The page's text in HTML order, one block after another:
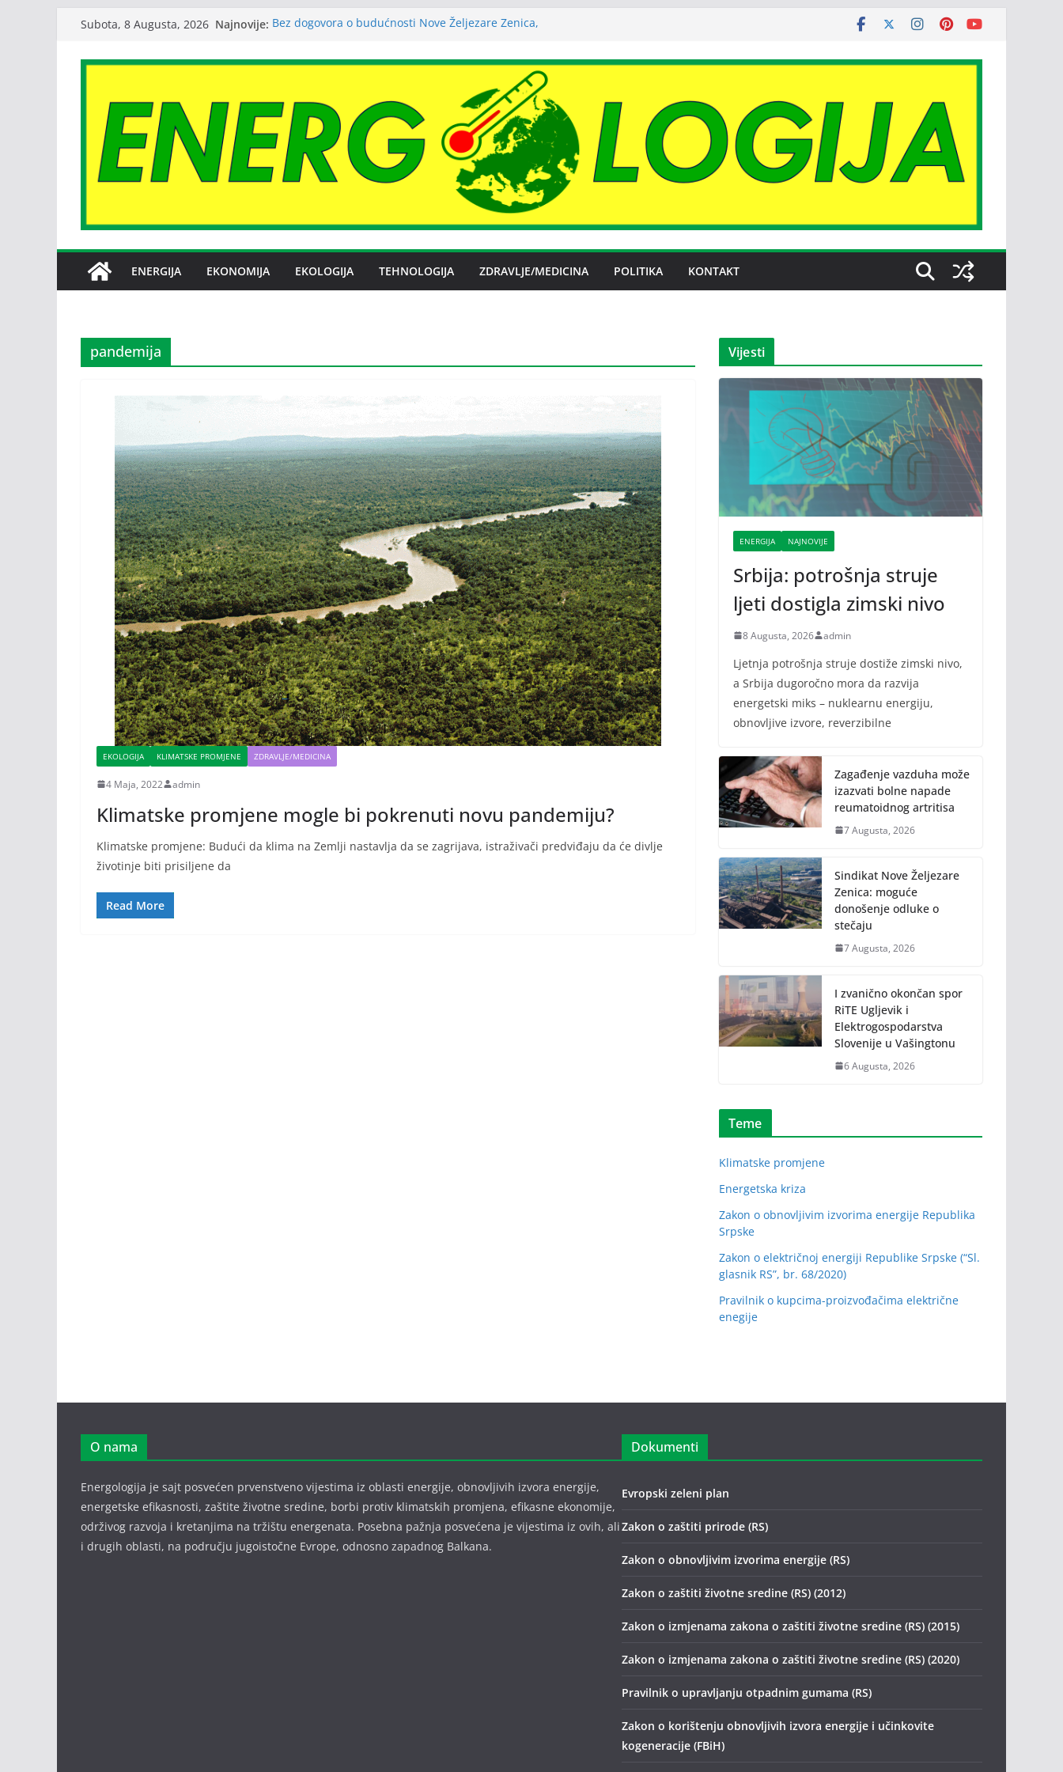
content
Subota, 8 Augusta, 2026 Najnovije: Bez dogovora o budućnosti Nove Željezare Zenica,
Sindikat Nove Željezare Zenica: moguće donošenje odluke
o stečaju
I zvanično okončan spor RiTE Ugljevik i Elektrogospodarstva
Slovenije u Vašingtonu
ENERGIJA EKONOMIJA EKOLOGIJA TEHNOLOGIJA ZDRAVLJE/MEDICINA POLITIKA KONTAKT
pandemija
EKOLOGIJA KLIMATSKE PROMJENE ZDRAVLJE/MEDICINA
4 Maja, 2022 admin
Klimatske promjene mogle bi pokrenuti novu pandemiju?
Klimatske promjene: Budući da klima na Zemlji nastavlja da se zagrijava, istraživači predviđaju da će divlje
životinje biti prisiljene da
Read More
Vijesti
ENERGIJA NAJNOVIJE
Srbija: potrošnja struje
ljeti dostigla zimski nivo
8 Augusta, 2026 admin
Ljetnja potrošnja struje dostiže zimski nivo,
a Srbija dugoročno mora da razvija
energetski miks – nuklearnu energiju,
obnovljive izvore, reverzibilne
Zagađenje vazduha može
izazvati bolne napade
reumatoidnog artritisa
7 Augusta, 2026
Sindikat Nove Željezare
Zenica: moguće
donošenje odluke o
stečaju
7 Augusta, 2026
I zvanično okončan spor
RiTE Ugljevik i
Elektrogospodarstva
Slovenije u Vašingtonu
6 Augusta, 2026
Teme
Klimatske promjene
Energetska kriza
Zakon o obnovljivim izvorima energije Republika
Srpske
Zakon o električnoj energiji Republike Srpske (“Sl.
glasnik RS”, br. 68/2020)
Pravilnik o kupcima-proizvođačima električne
enegije
O nama
Energologija je sajt posvećen prvenstveno vijestima iz oblasti energije, obnovljivih izvora energije,
energetske efikasnosti, zaštite životne sredine, borbi protiv klimatskih promjena, efikasne ekonomije,
održivog razvoja i kretanjima na tržištu energenata. Posebna pažnja posvećena je vijestima iz ovih, ali
i drugih oblasti, na području jugoistočne Evrope, odnosno zapadnog Balkana.
Dokumenti
Evropski zeleni plan
Zakon o zaštiti prirode (RS)
Zakon o obnovljivim izvorima energije (RS)
Zakon o zaštiti životne sredine (RS) (2012)
Zakon o izmjenama zakona o zaštiti životne sredine (RS) (2015)
Zakon o izmjenama zakona o zaštiti životne sredine (RS) (2020)
Pravilnik o upravljanju otpadnim gumama (RS)
Zakon o korištenju obnovljivih izvora energije i učinkovite
kogeneracije (FBiH)